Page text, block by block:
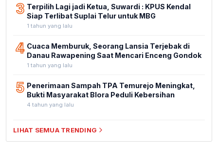
3 Terpilih Lagi jadi Ketua, Suwardi : KPUS Kendal
Siap Terlibat Suplai Telur untuk MBG
1 tahun yang lalu
4 Cuaca Memburuk, Seorang Lansia Terjebak di
Danau Rawapening Saat Mencari Enceng Gondok
1 tahun yang lalu
5 Penerimaan Sampah TPA Temurejo Meningkat,
Bukti Masyarakat Blora Peduli Kebersihan
4 tahun yang lalu
LIHAT SEMUA TRENDING